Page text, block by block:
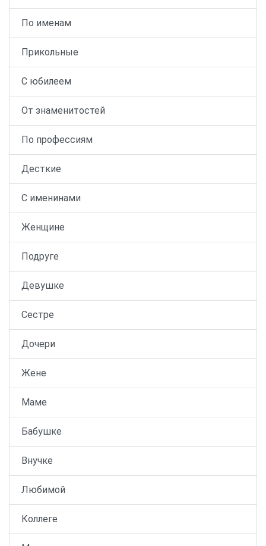
По именам
Прикольные
С юбилеем
От знаменитостей
По профессиям
Десткие
С именинами
Женщине
Подруге
Девушке
Сестре
Дочери
Жене
Маме
Бабушке
Внучке
Любимой
Коллеге